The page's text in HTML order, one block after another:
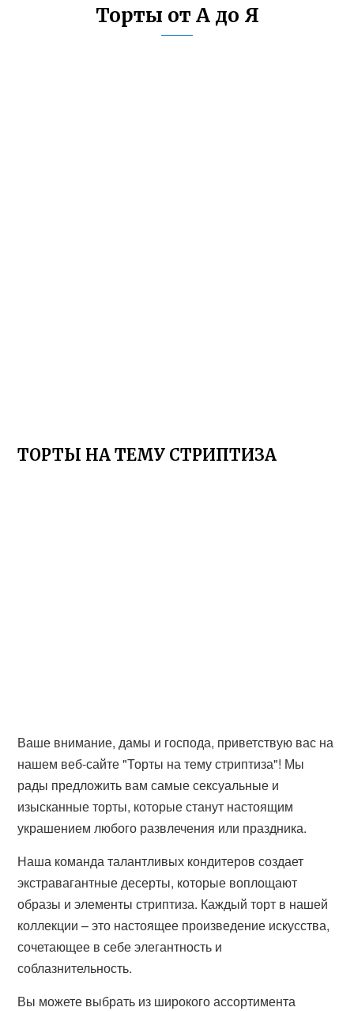
Торты от А до Я
ТОРТЫ НА ТЕМУ СТРИПТИЗА
Ваше внимание, дамы и господа, приветствую вас на
нашем веб-сайте "Торты на тему стриптиза"! Мы
рады предложить вам самые сексуальные и
изысканные торты, которые станут настоящим
украшением любого развлечения или праздника.
Наша команда талантливых кондитеров создает
экстравагантные десерты, которые воплощают
образы и элементы стриптиза. Каждый торт в нашей
коллекции – это настоящее произведение искусства,
сочетающее в себе элегантность и
соблазнительность.
Вы можете выбрать из широкого ассортимента